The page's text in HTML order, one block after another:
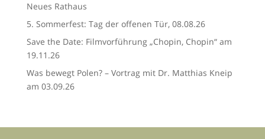
Neues Rathaus
5. Sommerfest: Tag der offenen Tür, 08.08.26
Save the Date: Filmvorführung „Chopin, Chopin“ am
19.11.26
Was bewegt Polen? – Vortrag mit Dr. Matthias Kneip
am 03.09.26